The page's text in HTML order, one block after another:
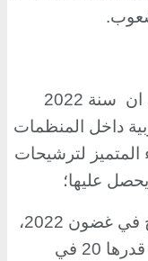
.
ان
سنة 2022
داخل المنظمات
المتميز لترشيحات
عليها؛
حيث تكلل 51 ترشيحا مغربيا بالنجاح في غضون 2022،
مقابل 43 ترشيحا سنة 2021، بزيادة قدرها 20 في